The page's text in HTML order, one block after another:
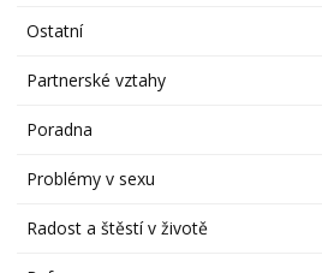
Ostatní
Partnerské vztahy
Poradna
Problémy v sexu
Radost a štěstí v životě